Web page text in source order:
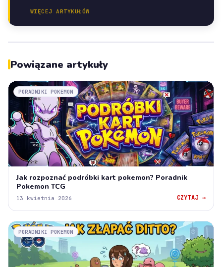
WIĘCEJ ARTYKUŁÓW
Powiązane artykuły
PORADNIKI POKEMON
Jak rozpoznać podróbki kart pokemon? Poradnik
Pokemon TCG
13 kwietnia 2026 CZYTAJ →
PORADNIKI POKEMON